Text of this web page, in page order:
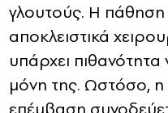
γλουτούς. Η πάθηση
αποκλειστικά
υπάρχει
μόνη της. Ωστόσο, η